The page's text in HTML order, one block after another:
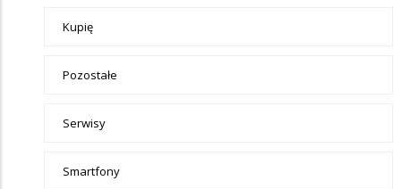
Kupię
Pozostałe
Serwisy
Smartfony